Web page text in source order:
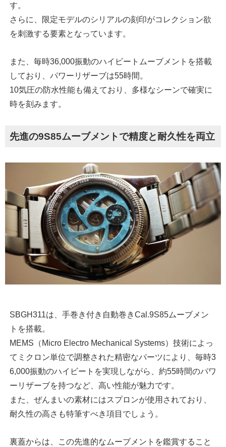
す。
さらに、限定モデルのシリアルの刻印がコレクション欲
を刺激する要素となっています。
また、毎時36,000振動のハイビートムーブメントを搭載
しており、パワーリザーブは55時間。
10気圧の防水性能も備えており、多様なシーンで確実に
時を刻みます。
先進の9S85ムーブメントで精度と耐久性を両立
SBGH311は、手巻き付き自動巻きCal.9S85ムーブメン
トを搭載。
MEMS（Micro Electro Mechanical Systems）技術によっ
てミクロン単位で調整された精密なパーツにより、毎時3
6,000振動のハイビートを実現しながら、約55時間のパワ
ーリザーブを持つなど、高い性能が魅力です。
また、ぜんまいの素材にはスプロンが使用されており、
耐久性の高さも特筆すべき項目でしょう。
裏蓋からは、この先進的なムーブメントを鑑賞すること